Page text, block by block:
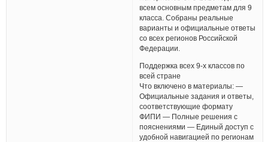
всем основным предметам для 9
класса. Собраны реальные
варианты и официальные ответы
со всех регионов Российской
Федерации.
Поддержка всех 9-х классов по
всей стране
Что включено в материалы: —
Официальные задания и ответы,
соответствующие формату
ФИПИ — Полные решения с
пояснениями — Единый доступ с
удобной навигацией по регионам